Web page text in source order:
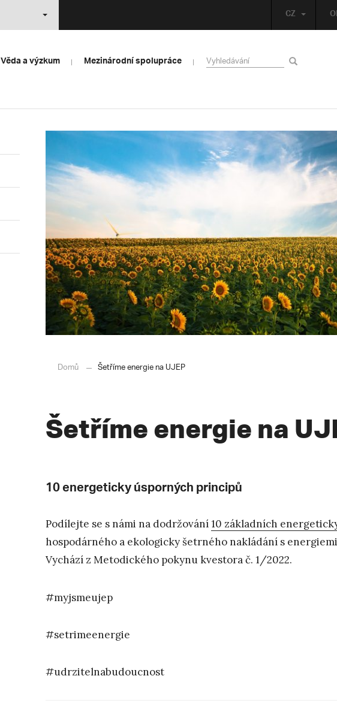
CZ
Věda a výzkum Mezinárodní spolupráce
Domů Šetříme energie na UJEP
Šetříme energie na
10 energeticky úsporných principů
Podílejte se s námi na dodržování10 základních
hospodárného a ekologicky šetrného nakládání s
Vychází z Metodického pokynu kvestora č. 1/2022.
#myjsmeujep
#setrimeenergie
#udrzitelnabudoucnost